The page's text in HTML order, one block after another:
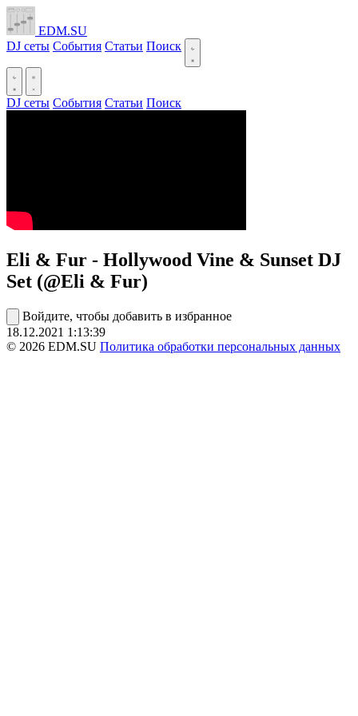
EDM.SU
DJ сеты События Статьи Поиск
DJ сеты События Статьи Поиск
Eli & Fur - Hollywood Vine & Sunset DJ
Set (@Eli & Fur)
Войдите, чтобы добавить в избранное
18.12.2021 1:13:39
© 2026 EDM.SU Политика обработки персональных данных